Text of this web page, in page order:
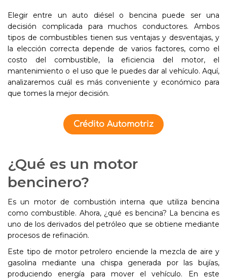
Elegir entre un auto diésel o bencina puede ser una
decisión complicada para muchos conductores. Ambos
tipos de combustibles tienen sus ventajas y desventajas, y
la elección correcta depende de varios factores, como el
costo del combustible, la eficiencia del motor, el
mantenimiento o el uso que le puedes dar al vehículo. Aquí,
analizaremos cuál es más conveniente y económico para
que tomes la mejor decisión.
Crédito Automotriz
¿Qué es un motor
bencinero?
Es un motor de combustión interna que utiliza bencina
como combustible. Ahora, ¿qué es bencina? La bencina es
uno de los derivados del petróleo que se obtiene mediante
procesos de refinación.
Este tipo de motor petrolero enciende la mezcla de aire y
gasolina mediante una chispa generada por las bujías,
produciendo energía para mover el vehículo. En este